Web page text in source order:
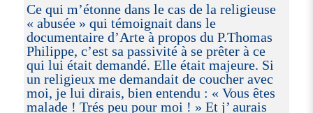
Ce qui m’étonne dans le cas de la religieuse
« abusée » qui témoignait dans le
documentaire d’Arte à propos du P.Thomas
Philippe, c’est sa passivité à se prêter à ce
qui lui était demandé. Elle était majeure. Si
un religieux me demandait de coucher avec
moi, je lui dirais, bien entendu : « Vous êtes
malade ! Trés peu pour moi ! » Et j’ aurais